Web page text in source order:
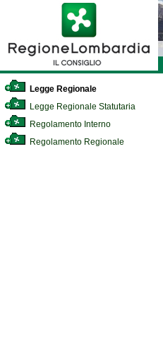
Legge Regionale
Legge Regionale Statutaria
Regolamento Interno
Regolamento Regionale